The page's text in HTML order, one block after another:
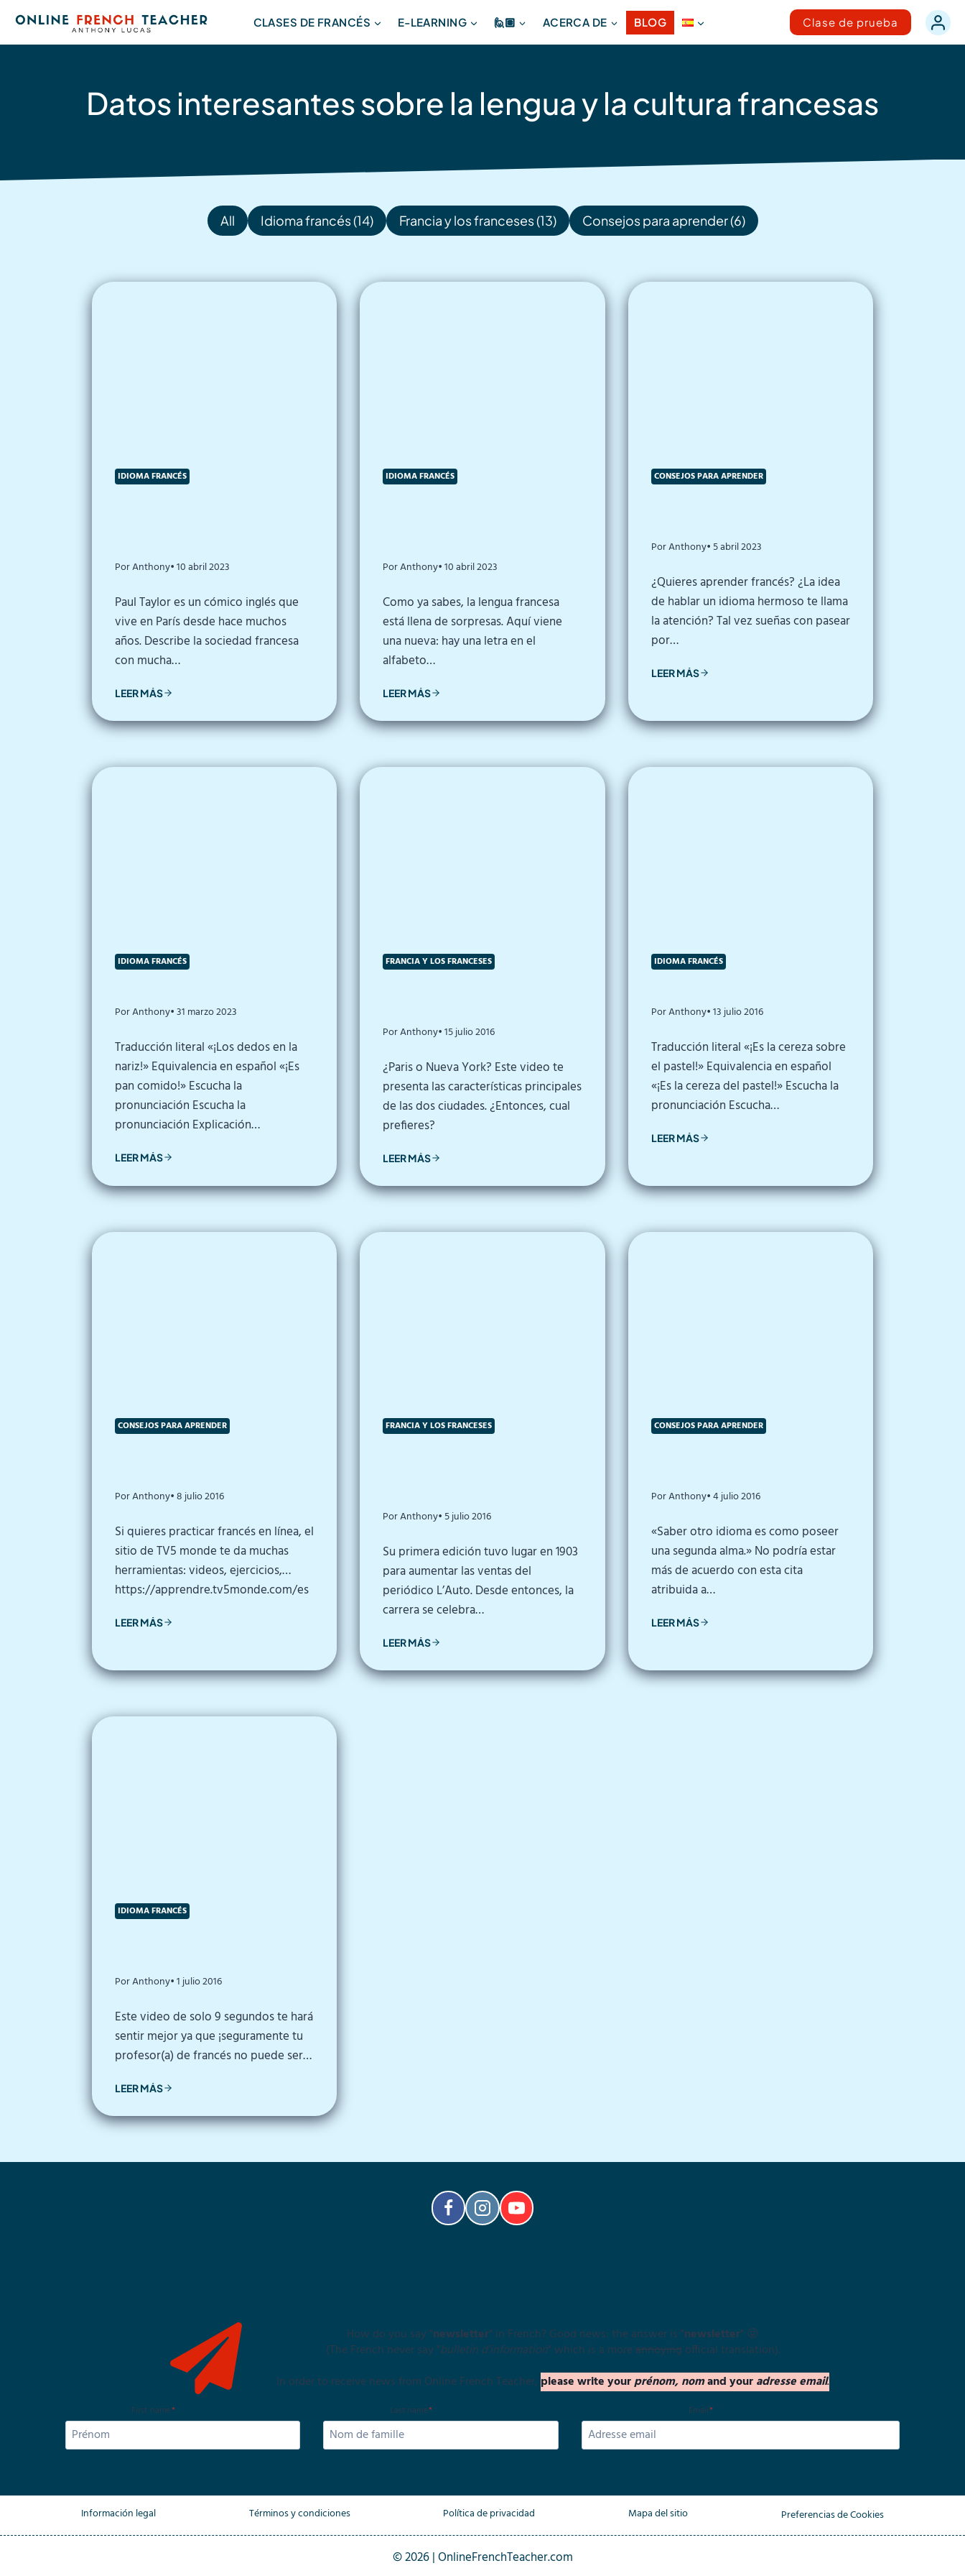
contenido
CLASES DE FRANCÉS E-LEARNING 🙋🏽 ACERCA DE BLOG Clase de prueba
Datos interesantes sobre la lengua y la cultura francesas
All Idioma francés (14) Francia y los franceses (13) Consejos para aprender (6)
IDIOMA FRANCÉS
Por Anthony• 10 abril 2023
Paul Taylor es un cómico inglés que
vive en París desde hace muchos
años. Describe la sociedad francesa
con mucha…
LEER MÁS
IDIOMA FRANCÉS
Por Anthony• 10 abril 2023
Como ya sabes, la lengua francesa
está llena de sorpresas. Aquí viene
una nueva: hay una letra en el
alfabeto…
LEER MÁS
CONSEJOS PARA APRENDER
Por Anthony• 5 abril 2023
¿Quieres aprender francés? ¿La idea
de hablar un idioma hermoso te llama
la atención? Tal vez sueñas con pasear
por…
LEER MÁS
IDIOMA FRANCÉS
Por Anthony• 31 marzo 2023
Traducción literal «¡Los dedos en la
nariz!» Equivalencia en español «¡Es
pan comido!» Escucha la
pronunciación Escucha la
pronunciación Explicación…
LEER MÁS
FRANCIA Y LOS FRANCESES
Por Anthony• 15 julio 2016
¿Paris o Nueva York? Este video te
presenta las características principales
de las dos ciudades. ¿Entonces, cual
prefieres?
LEER MÁS
IDIOMA FRANCÉS
Por Anthony• 13 julio 2016
Traducción literal «¡Es la cereza sobre
el pastel!» Equivalencia en español
«¡Es la cereza del pastel!» Escucha la
pronunciación Escucha…
LEER MÁS
CONSEJOS PARA APRENDER
Por Anthony• 8 julio 2016
Si quieres practicar francés en línea, el
sitio de TV5 monde te da muchas
herramientas: videos, ejercicios,…
https://apprendre.tv5monde.com/es
LEER MÁS
FRANCIA Y LOS FRANCESES
Por Anthony• 5 julio 2016
Su primera edición tuvo lugar en 1903
para aumentar las ventas del
periódico L’Auto. Desde entonces, la
carrera se celebra…
LEER MÁS
CONSEJOS PARA APRENDER
Por Anthony• 4 julio 2016
«Saber otro idioma es como poseer
una segunda alma.» No podría estar
más de acuerdo con esta cita
atribuida a…
LEER MÁS
IDIOMA FRANCÉS
Por Anthony• 1 julio 2016
Este video de solo 9 segundos te hará
sentir mejor ya que ¡seguramente tu
profesor(a) de francés no puede ser…
LEER MÁS
How do you say "newsletter" in French? Good news: the answer is "newsletter" 😜
(The French never say "bulletin d’information" which is a moreannoying official translation).
In order to receive news from Online French Teacher, please write yourprénom, nomand youradresse email.
First name* Last name* Email*
Información legal Términos y condiciones Política de privacidad Mapa del sitio Preferencias de Cookies
© 2026 | OnlineFrenchTeacher.com